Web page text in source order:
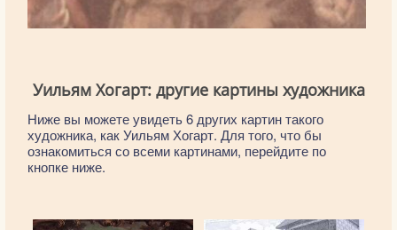
Уильям Хогарт: другие картины художника
Ниже вы можете увидеть 6 других картин такого
художника, как Уильям Хогарт. Для того, что бы
ознакомиться со всеми картинами, перейдите по
кнопке ниже.